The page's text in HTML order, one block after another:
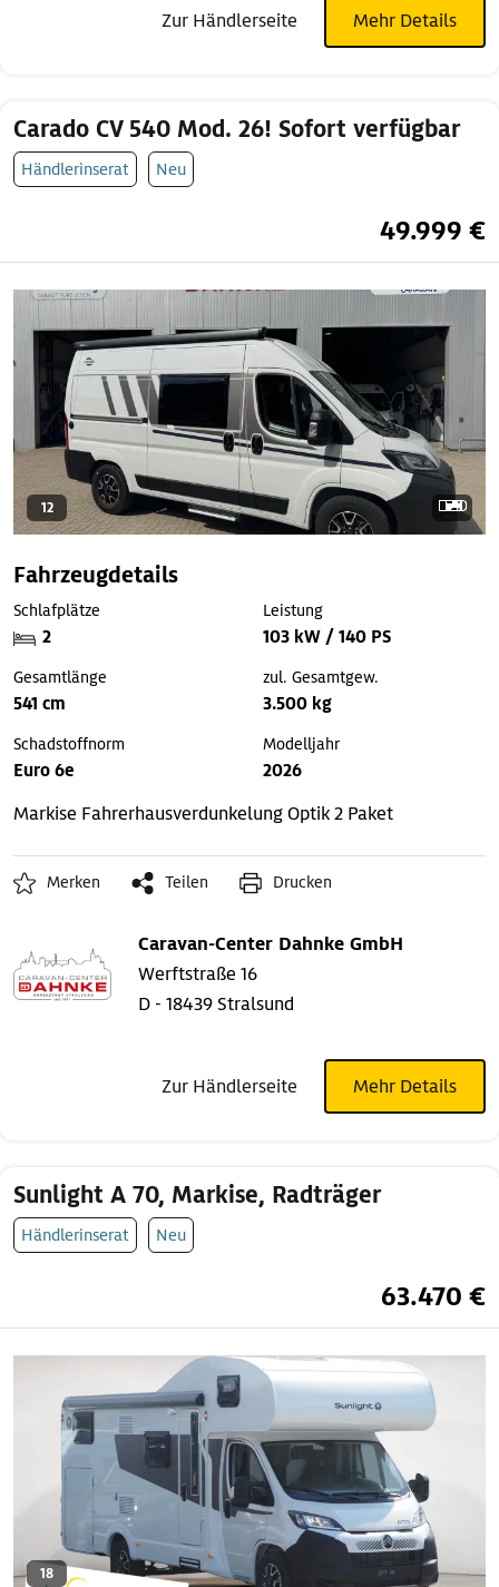
Zur Händlerseite Mehr Details
Carado CV 540 Mod. 26! Sofort verfügbar
Händlerinserat Neu
49.999 €
12
Fahrzeugdetails
Schlafplätze
2
Leistung
103 kW / 140 PS
Gesamtlänge
541 cm
zul. Gesamtgew.
3.500 kg
Schadstoffnorm
Euro 6e
Modelljahr
2026
Markise FahrerhausverdunkelungOptik 2 Paket
Merken Teilen Drucken
Caravan-Center Dahnke GmbH
Werftstraße 16
D - 18439 Stralsund
Zur Händlerseite Mehr Details
Sunlight A 70, Markise, Radträger
Händlerinserat Neu
63.470 €
18